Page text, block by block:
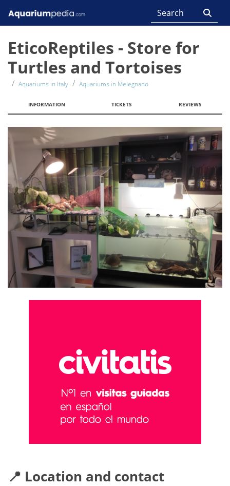
EticoReptiles - Store for
Turtles and Tortoises
Aquariums in Italy Aquariums in Melegnano
INFORMATION TICKETS REVIEWS
📍 Location and contact